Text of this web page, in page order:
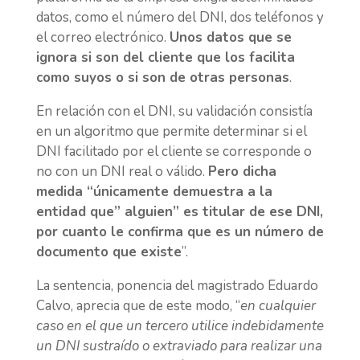
datos, como el número del DNI, dos teléfonos y
el correo electrónico. Unos datos que se
ignora si son del cliente que los facilita
como suyos o si son de otras personas.
En relación con el DNI, su validación consistía
en un algoritmo que permite determinar si el
DNI facilitado por el cliente se corresponde o
no con un DNI real o válido. Pero dicha
medida “únicamente demuestra a la
entidad que” alguien” es titular de ese DNI,
por cuanto le confirma que es un número de
documento que existe”.
La sentencia, ponencia del magistrado Eduardo
Calvo, aprecia que de este modo, “en cualquier
caso en el que un tercero utilice indebidamente
un DNI sustraído o extraviado para realizar una